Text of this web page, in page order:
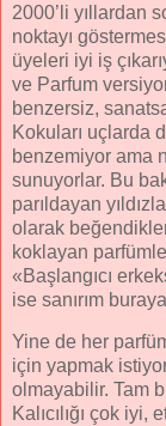
2000’li yıllardan
noktayı
üyeleri iyi iş
ve Parfum
benzersiz,
Kokuları uçlarda
benzemiyor ama
sunuyorlar. Bu
parıldayan
olarak
koklayan
«Başlangıcı
ise sanırım
Yine de her
için yapmak
olmayabilir. Tam
Kalıcılığı çok iyi,